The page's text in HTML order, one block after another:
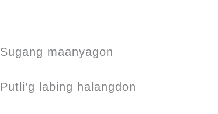
Sugang maanyagon
Putli’g labing halangdon